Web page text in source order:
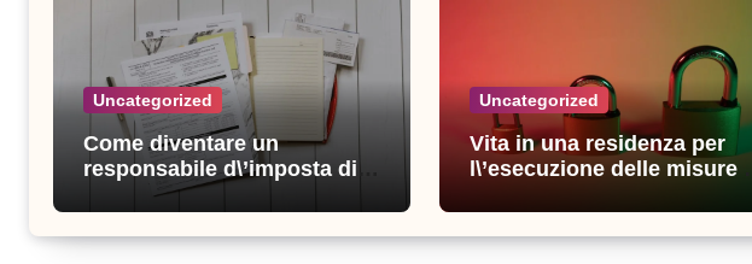
Uncategorized
Come diventare un
responsabile d\’imposta di
successo: consigli e
strategie vincenti
Uncategorized
Vita in una residenza per
l\’esecuzione delle misure di
consigli utili